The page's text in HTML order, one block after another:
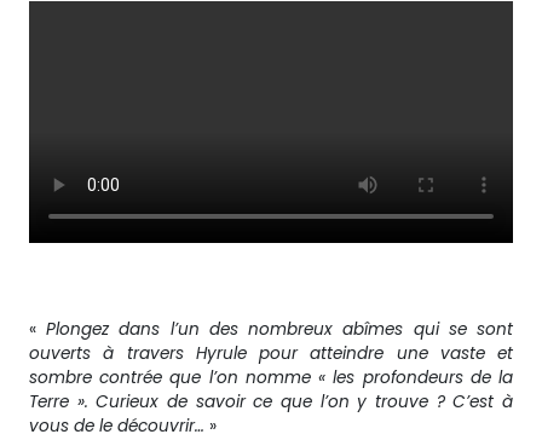
«Plongez dans l’un des nombreux abîmes qui se sont
ouverts à travers Hyrule pour atteindre une vaste et
sombre contrée que l’on nomme « les profondeurs de la
Terre ». Curieux de savoir ce que l’on y trouve ? C’est à
vous de le découvrir… »